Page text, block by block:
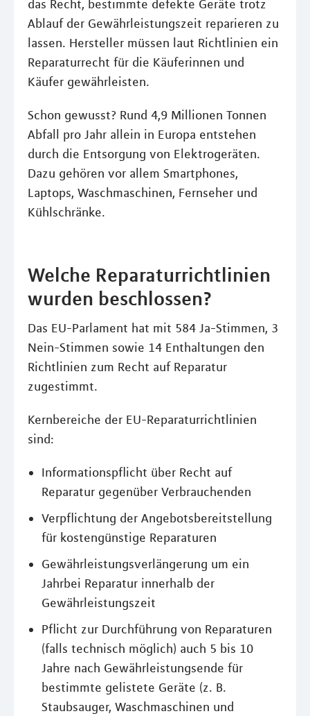
das Recht, bestimmte defekte Geräte trotz
Ablauf der Gewährleistungszeit reparieren zu
lassen. Hersteller müssen laut Richtlinien ein
Reparaturrecht für die Käuferinnen und
Käufer gewährleisten.
Schon gewusst? Rund 4,9 Millionen Tonnen
Abfall pro Jahr allein in Europa entstehen
durch die Entsorgung von Elektrogeräten.
Dazu gehören vor allem Smartphones,
Laptops, Waschmaschinen, Fernseher und
Kühlschränke.
Welche Reparaturrichtlinien
wurden beschlossen?
Das EU-Parlament hat mit 584 Ja-Stimmen, 3
Nein-Stimmen sowie 14 Enthaltungen den
Richtlinien zum Recht auf Reparatur
zugestimmt.
Kernbereiche der EU-Reparaturrichtlinien
sind:
Informationspflicht über Recht auf
Reparatur gegenüber Verbrauchenden
Verpflichtung der Angebotsbereitstellung
für kostengünstige Reparaturen
Gewährleistungsverlängerung um ein
Jahrbei Reparatur innerhalb der
Gewährleistungszeit
Pflicht zur Durchführung von Reparaturen
(falls technisch möglich) auch 5 bis 10
Jahre nach Gewährleistungsende für
bestimmte gelistete Geräte (z. B.
Staubsauger, Waschmaschinen und